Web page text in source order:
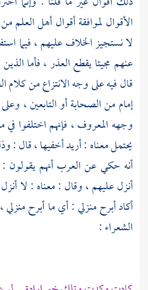
الأقوال لموافقة أقوال أهل العلم
لا نستجيز الخلاف عليهم ، فيما
عنهم مجيئا يقطع العذر ، فأما
قال فيه على وجه الانتزاع من كلام
إمام من الصحابة أو التابعين ،
وجهه المعروف ، فإنهم اختلفوا
يحتمل معناه : أريد أخفيها ، قال :
أنه حكي عن العرب أنهم يقولون
أنزل عليهم ، وقال : معناه : لا
أكاد أبرح منزلي : أي ما أبرح
الشعراء :